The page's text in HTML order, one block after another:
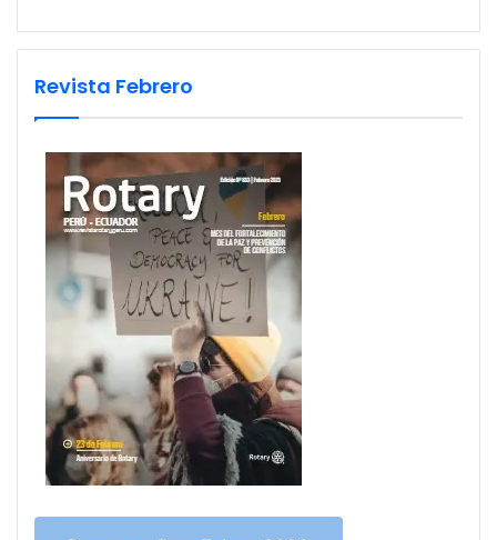
Revista Febrero